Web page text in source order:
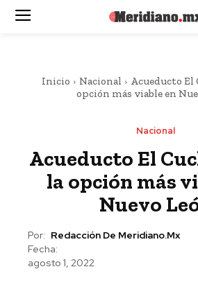
Inicio Nacional
Acueducto El
opción más viable en
Nacional
Acueducto El
la opción más
Nuevo
Por: Redacción De Meridiano.mx
Fecha:
agosto 1, 2022